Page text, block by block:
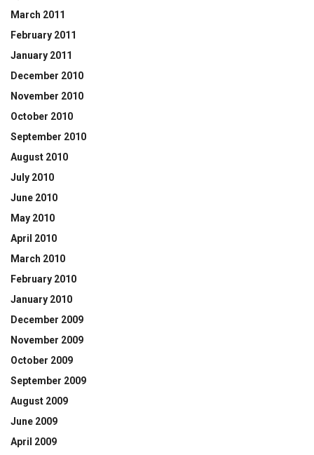
March 2011
February 2011
January 2011
December 2010
November 2010
October 2010
September 2010
August 2010
July 2010
June 2010
May 2010
April 2010
March 2010
February 2010
January 2010
December 2009
November 2009
October 2009
September 2009
August 2009
June 2009
April 2009